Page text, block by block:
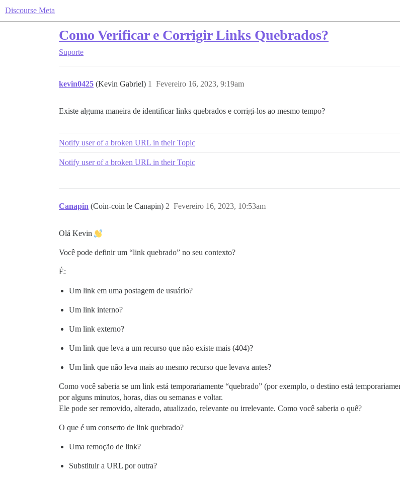
Discourse Meta
Como Verificar e Corrigir Links Quebrados?
Suporte
kevin0425 (Kevin Gabriel) Fevereiro 16, 2023, 9:19am
1
Existe alguma maneira de identificar links quebrados e corrigi-los ao mesmo tempo?
Notify user of a broken URL in their Topic
Notify user of a broken URL in their Topic
Canapin (Coin-coin le Canapin) Fevereiro 16, 2023, 10:53am
2
Olá Kevin
Você pode definir um “link quebrado” no seu contexto?
É:
Um link em uma postagem de usuário?
Um link interno?
Um link externo?
Um link que leva a um recurso que não existe mais (404)?
Um link que não leva mais ao mesmo recurso que levava antes?
Como você saberia se um link está temporariamente “quebrado” (por exemplo, o destino está
por alguns minutos, horas, dias ou semanas e voltar.
Ele pode ser removido, alterado, atualizado, relevante ou irrelevante. Como você saberia o quê?
O que é um conserto de link quebrado?
Uma remoção de link?
Substituir a URL por outra?